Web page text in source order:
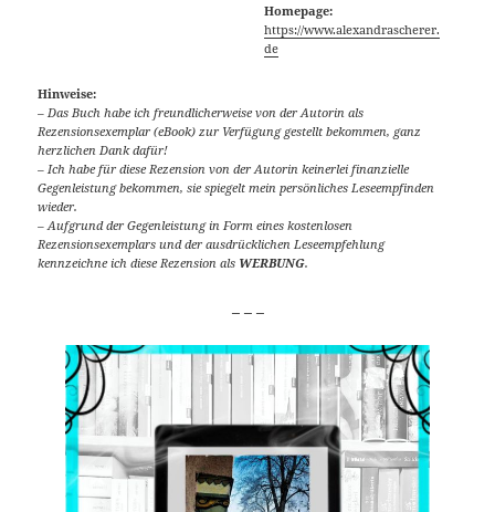
Homepage:
https://www.alexandrascherer.
de
Hinweise:
– Das Buch habe ich freundlicherweise von der Autorin als
Rezensionsexemplar (eBook) zur Verfügung gestellt bekommen, ganz
herzlichen Dank dafür!
– Ich habe für diese Rezension von der Autorin keinerlei finanzielle
Gegenleistung bekommen, sie spiegelt mein persönliches Leseempfinden
wieder.
– Aufgrund der Gegenleistung in Form eines kostenlosen
Rezensionsexemplars und der ausdrücklichen Leseempfehlung
kennzeichne ich diese Rezension als WERBUNG.